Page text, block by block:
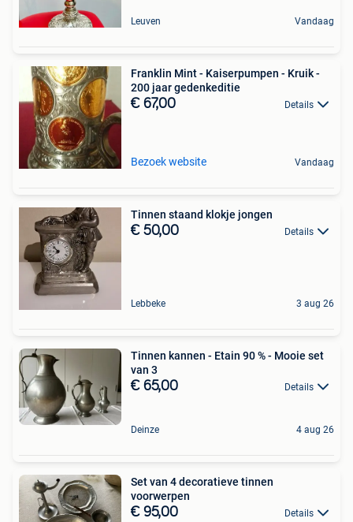
Leuven Vandaag
Franklin Mint - Kaiserpumpen - Kruik -
200 jaar gedenkeditie
€ 67,00 Details
Bezoek website Vandaag
Tinnen staand klokje jongen
€ 50,00 Details
Lebbeke 3 aug 26
Tinnen kannen - Etain 90 % - Mooie set
van 3
€ 65,00 Details
Deinze 4 aug 26
Set van 4 decoratieve tinnen
voorwerpen
€ 95,00 Details